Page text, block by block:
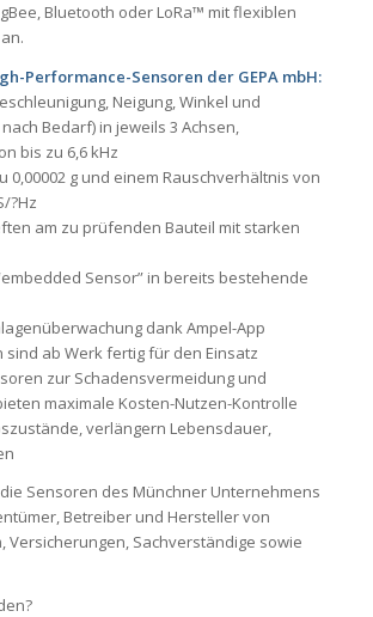
Bluetooth oder LoRa™ mit flexiblen
Performance-Sensoren der GEPA mbH:
Neigung, Winkel und
Bedarf) in jeweils 3 Achsen,
bis zu 6,6 kHz
0,00002 g und einem Rauschverhältnis von
?Hz
am zu prüfenden Bauteil mit starken
Sensor” in bereits bestehende
dank Ampel-App
sind ab Werk fertig für den Einsatz
zur Schadensvermeidung und
maximale Kosten-Nutzen-Kontrolle
verlängern Lebensdauer,
Sensoren des Münchner Unternehmens
Betreiber und Hersteller von
Versicherungen, Sachverständige sowie